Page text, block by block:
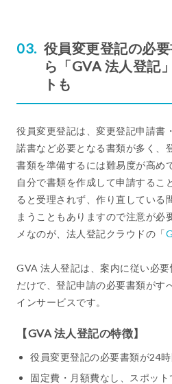
役員変更登記の必
ら「GVA 法人登記
トも
役員変更登記は、変更登記申請書
諾書など必要となる書類が多く、
書類を準備するには難易度が高め
自分で書類を作成して申請するこ
ると受理されず、作り直している
まうこともありますので注意が必
メなのが、法人登記クラウドの「
GVA 法人登記は、案内に従い必
だけで、登記申請の必要書類がす
インサービスです。
【GVA 法人登記の特徴】
役員変更登記の必要書類が24
固定費・月額費なし、スポッ